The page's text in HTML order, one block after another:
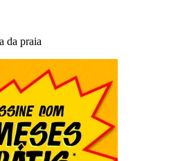
da praia